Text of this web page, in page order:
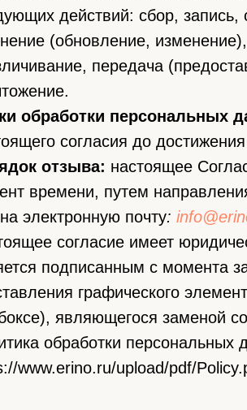
действий: сбор, запись,
(обновление,
передача
обработки персональных
согласия до
отзыва: настоящее
времени, путем
электронную почту:
согласие имеет
подписанным с момента
графического
являющегося заменой
обработки персональных
www.erino.ru/upload/pdf/